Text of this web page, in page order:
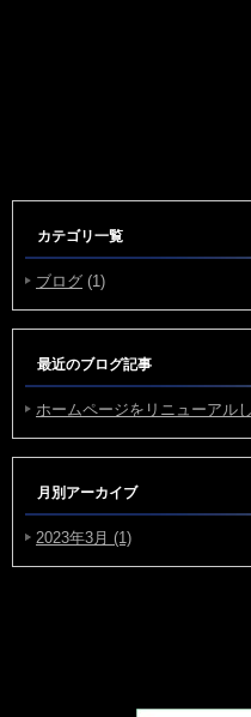
カテゴリ一覧
ブログ (1)
最近のブログ記事
ホームページをリニューアルし
月別アーカイブ
2023年3月 (1)